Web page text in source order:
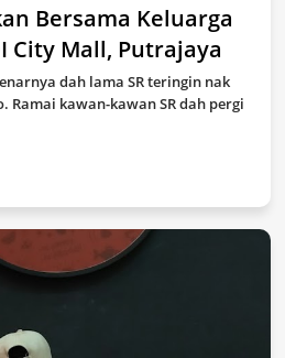
Bersama Keluarga
City Mall, Putrajaya
dah lama SR teringin nak
Ramai kawan-kawan SR dah pergi